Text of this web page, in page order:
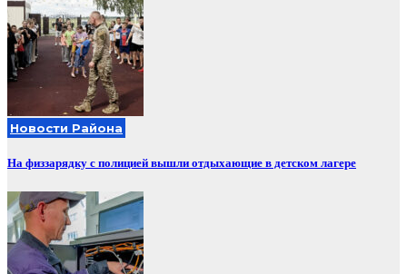
Новости Района
На физзарядку с полицией вышли отдыхающие в детском лагере